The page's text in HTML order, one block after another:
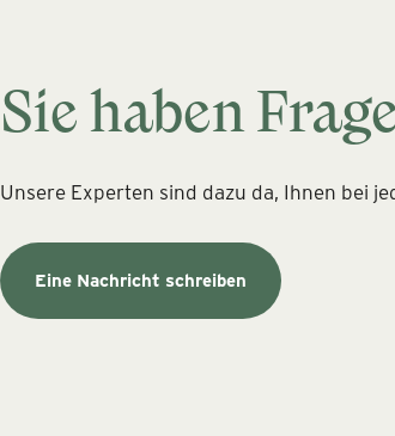
Sie haben
Unsere Experten sind dazu da, Ihnen bei
Eine Nachricht schreiben